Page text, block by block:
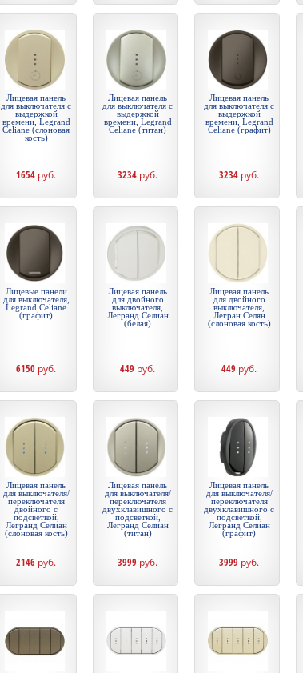
Лицевая панель
для выключателя с
выдержкой
времени, Legrand
Celiane (слоновая
кость)
1654 руб.
Лицевая панель
для выключателя с
выдержкой
времени, Legrand
Celiane (титан)
3234 руб.
Лицевая панель
для выключателя с
выдержкой
времени, Legrand
Celiane (графит)
3234 руб.
Лицевые панели
для выключателя,
Legrand Celiane
(графит)
6150 руб.
Лицевая панель
для двойного
выключателя,
Легранд Селиан
(белая)
449 руб.
Лицевая панель
для двойного
выключателя,
Легран Селян
(слоновая кость)
449 руб.
Лицевая панель
для выключателя/
переключателя
двойного с
подсветкой,
Легранд Селиан
(слоновая кость)
2146 руб.
Лицевая панель
для выключателя/
переключателя
двухклавишного с
подсветкой,
Легранд Селиан
(титан)
3999 руб.
Лицевая панель
для выключателя/
переключателя
двухклавишного с
подсветкой,
Легранд Селиан
(графит)
3999 руб.